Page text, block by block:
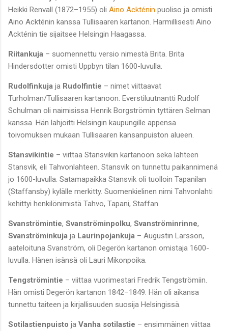
Heikki Renvall (1872–1955) oli Aino Ackténin puoliso ja omisti
Aino Ackténin kanssa Tullisaaren kartanon. Harmillisesti Aino
Ackténin tie sijaitsee Helsingin Haagassa.
Riitankuja – suomennettu versio nimestä Brita. Brita
Hindersdotter omisti Uppbyn tilan 1600-luvulla.
Rudolfinkuja ja Rudolfintie – nimet viittaavat
Turholman/Tullisaaren kartanoon. Everstiluutnantti Rudolf
Schulman oli naimisissa Henrik Borgströmin tyttären Selman
kanssa. Hän lahjoitti Helsingin kaupungille appensa
toivomuksen mukaan Tullisaaren kansanpuiston alueen.
Stansvikintie – viittaa Stansvikin kartanoon sekä lahteen
Stansvik, eli Tahvonlahteen. Stansvik on tunnettu paikannimenä
jo 1600-luvulla. Satamapaikka Stansvik oli tuolloin Tapanilan
(Staffansby) kylälle merkitty. Suomenkielinen nimi Tahvonlahti
kehittyi henkilönimistä Tahvo, Tapani, Staffan.
Svanströmintie, Svanströminpolku, Svanströminrinne,
Svanströminkuja ja Laurinpojankuja – Augustin Larsson,
aateloituna Svanström, oli Degerön kartanon omistaja 1600-
luvulla. Hänen isänsä oli Lauri Mikonpoika.
Tengströmintie – viittaa vuorimestari Fredrik Tengströmiin.
Hän omisti Degerön kartanon 1842–1849. Hän oli aikansa
tunnettu taiteen ja kirjallisuuden suosija Helsingissä.
Sotilastienpuisto ja Vanha sotilastie – ensimmäinen viittaa